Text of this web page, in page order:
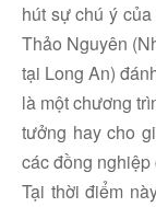
hút sự chú ý
Thảo Nguyên
tại Long An)
là một chương
tưởng hay cho
các đồng nghiệp
Tại thời điểm